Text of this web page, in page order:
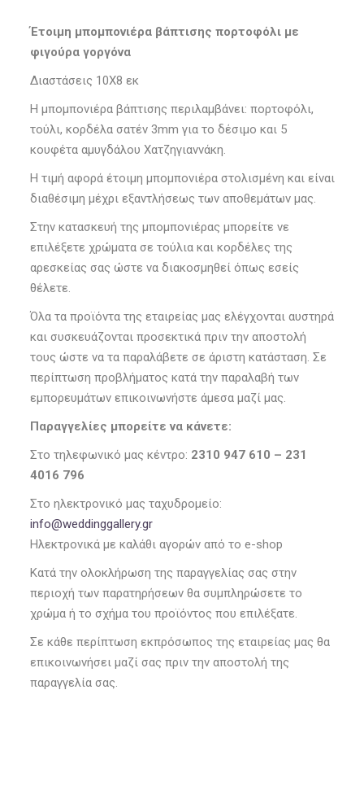
Έτοιμη μπομπονιέρα βάπτισης πορτοφόλι με
φιγούρα γοργόνα
Διαστάσεις 10Χ8 εκ
Η μπομπονιέρα βάπτισης περιλαμβάνει: πορτοφόλι,
τούλι, κορδέλα σατέν 3mm για το δέσιμο και 5
κουφέτα αμυγδάλου Χατζηγιαννάκη.
Η τιμή αφορά έτοιμη μπομπονιέρα στολισμένη και είναι
διαθέσιμη μέχρι εξαντλήσεως των αποθεμάτων μας.
Στην κατασκευή της μπομπονιέρας μπορείτε νε
επιλέξετε χρώματα σε τούλια και κορδέλες της
αρεσκείας σας ώστε να διακοσμηθεί όπως εσείς
θέλετε.
Όλα τα προϊόντα της εταιρείας μας ελέγχονται αυστηρά
και συσκευάζονται προσεκτικά πριν την αποστολή
τους ώστε να τα παραλάβετε σε άριστη κατάσταση. Σε
περίπτωση προβλήματος κατά την παραλαβή των
εμπορευμάτων επικοινωνήστε άμεσα μαζί μας.
Παραγγελίες μπορείτε να κάνετε:
Στο τηλεφωνικό μας κέντρο: 2310 947 610 – 231
4016 796
Στο ηλεκτρονικό μας ταχυδρομείο:
info@weddinggallery.gr
Ηλεκτρονικά με καλάθι αγορών από το e-shop
Κατά την ολοκλήρωση της παραγγελίας σας στην
περιοχή των παρατηρήσεων θα συμπληρώσετε το
χρώμα ή το σχήμα του προϊόντος που επιλέξατε.
Σε κάθε περίπτωση εκπρόσωπος της εταιρείας μας θα
επικοινωνήσει μαζί σας πριν την αποστολή της
παραγγελία σας.